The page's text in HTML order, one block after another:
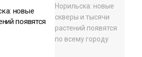
новые
появятся